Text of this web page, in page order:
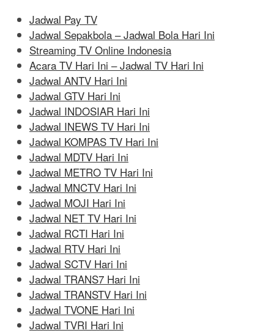
Jadwal Pay TV
Jadwal Sepakbola – Jadwal Bola Hari Ini
Streaming TV Online Indonesia
Acara TV Hari Ini – Jadwal TV Hari Ini
Jadwal ANTV Hari Ini
Jadwal GTV Hari Ini
Jadwal INDOSIAR Hari Ini
Jadwal INEWS TV Hari Ini
Jadwal KOMPAS TV Hari Ini
Jadwal MDTV Hari Ini
Jadwal METRO TV Hari Ini
Jadwal MNCTV Hari Ini
Jadwal MOJI Hari Ini
Jadwal NET TV Hari Ini
Jadwal RCTI Hari Ini
Jadwal RTV Hari Ini
Jadwal SCTV Hari Ini
Jadwal TRANS7 Hari Ini
Jadwal TRANSTV Hari Ini
Jadwal TVONE Hari Ini
Jadwal TVRI Hari Ini